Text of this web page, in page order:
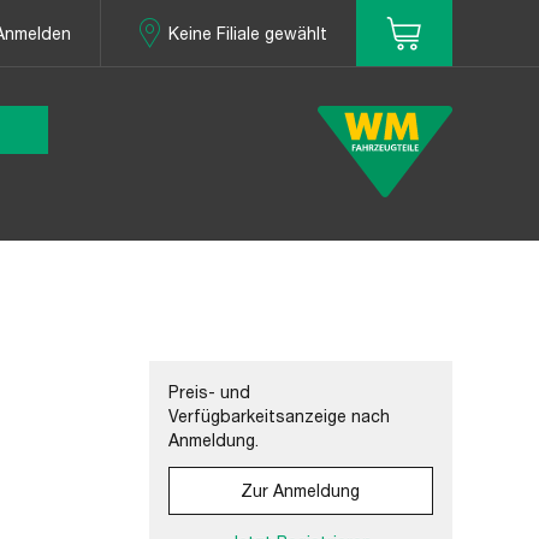
Keine Filiale gewählt
Preis- und
Verfügbarkeitsanzeige nach
Anmeldung.
Zur Anmeldung